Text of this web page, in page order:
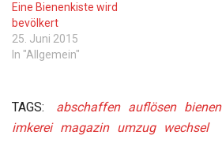
Eine Bienenkiste wird
bevölkert
25. Juni 2015
In "Allgemein"
TAGS: abschaffen auflösen bienen
imkerei magazin umzug wechsel